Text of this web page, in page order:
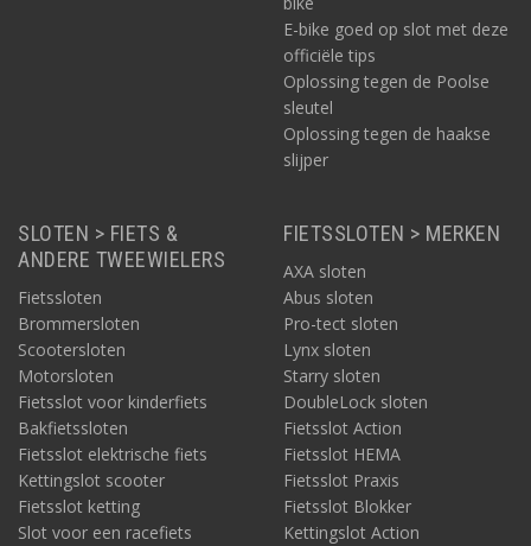
Nog een TIP voor fietsslot met laag gewicht: het
vouwslot
Een andere categorie van fietssloten die uitblinken in laag
gewicht, zijn de vouwsloten. Er zijn ook op Fietsslot.nl meerdere
soorten en kleuren van merken als AXA en ABUS. Dit type slot is
wel duurder, maar is praktisch in gebruik, praktisch mee te
nemen en weegt vaak minder dan 1 kilo. Ook vouwsloten zijn er
uiteraard in veel soorten en maten, waaronder ook veel ART-2
gecertificeerd.
E-bike goed op slot met deze
officiële tips
Oplossing tegen de Poolse
sleutel
Oplossing tegen de haakse
slijper
SLOTEN > FIETS &
ANDERE TWEEWIELERS
Fietssloten
Brommersloten
Scootersloten
Motorsloten
Fietsslot voor kinderfiets
Bakfietssloten
Fietsslot elektrische fiets
Kettingslot scooter
Fietsslot ketting
Slot voor een racefiets
FIETSSLOTEN > MERKEN
AXA sloten
Abus sloten
Pro-tect sloten
Lynx sloten
Starry sloten
DoubleLock sloten
Fietsslot Action
Fietsslot HEMA
Fietsslot Praxis
Fietsslot Blokker
Kettingslot Action